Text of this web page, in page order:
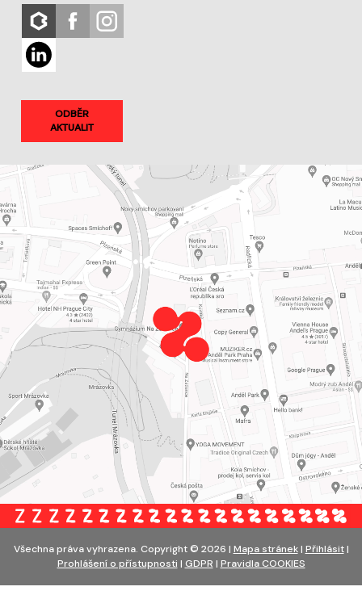
ODBĚR
AKTUALIT
Všechna práva vyhrazena. Copyright © 2026 | Mapa stránek| Přihlásit|
Prohlášení o přístupnosti | GDPR | Pravidla COOKIES